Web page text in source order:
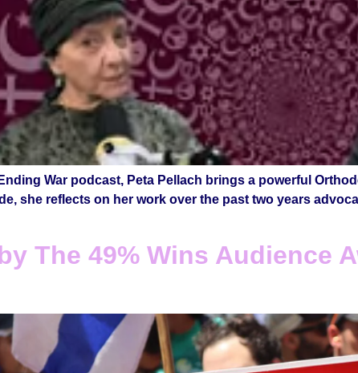
War podcast, Peta Pellach brings a powerful
she reflects on her work over the past two years
The 49% Wins Audience